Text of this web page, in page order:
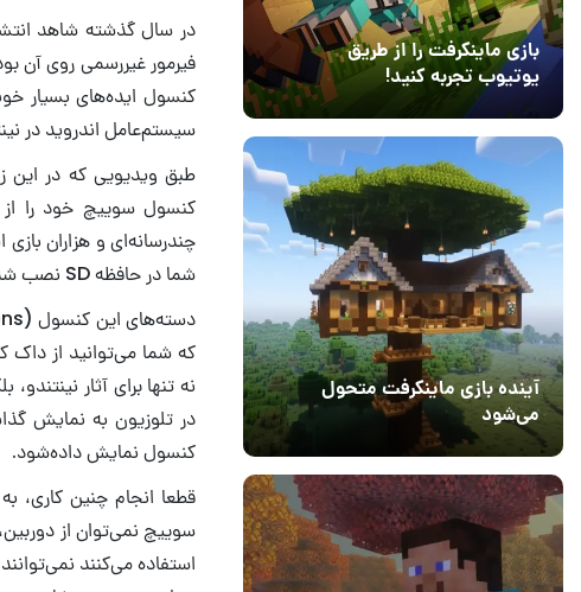
بازی ماینکرفت را از طریق
یوتیوب تجربه کنید!
41
آینده بازی ماینکرفت متحول
می‌شود
در سال گذشته شاهد
فیرمور غیررسمی روی آن
کنسول ایده‌های بسیار
سیستم‌عامل اندروید در
کنسول سوییچ خود را از
چندرسانه‌ای و هزاران
شما در حافظه SD نصب شده و به‌صورت مستقیم روی سیستم نصب نمی‌گردد.
که شما می‌توانید از داک
نه تنها برای آثار
در تلوزیون به نمایش
کنسول نمایش داده‌‎شود.
قطعا انجام چنین
استفاده می‌کنند